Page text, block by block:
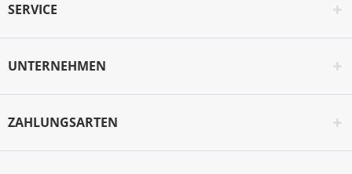
SERVICE
UNTERNEHMEN
ZAHLUNGSARTEN